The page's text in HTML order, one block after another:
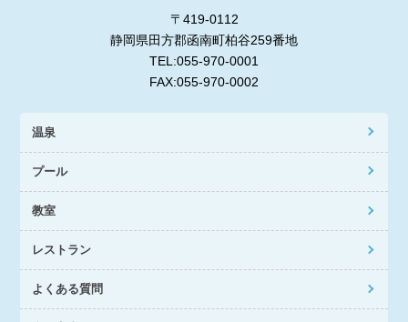
〒419-0112
静岡県田方郡函南町柏谷259番地
TEL:055-970-0001
FAX:055-970-0002
温泉
プール
教室
レストラン
よくある質問